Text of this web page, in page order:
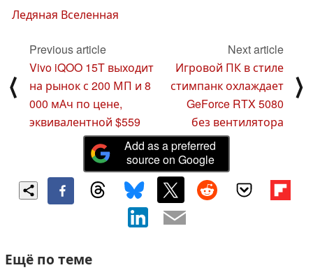
Ледяная Вселенная
⟨
Previous article
Vivo iQOO 15T выходит
на рынок с 200 МП и 8
000 мАч по цене,
эквивалентной $559
Next article
Игровой ПК в стиле
стимпанк охлаждает
GeForce RTX 5080
без вентилятора
⟩
Add as a preferred
source on Google
Ещё по теме